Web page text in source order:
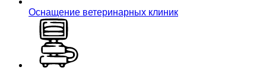
Оснащение ветеринарных клиник